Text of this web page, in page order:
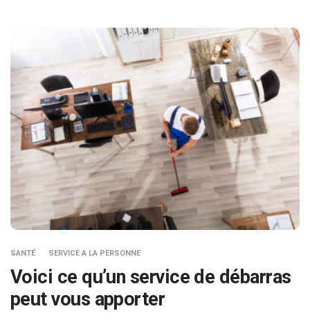
SANTÉ SERVICE A LA PERSONNE
Voici ce qu’un service de débarras
peut vous apporter